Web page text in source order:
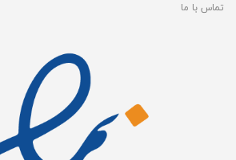
تماس با ما